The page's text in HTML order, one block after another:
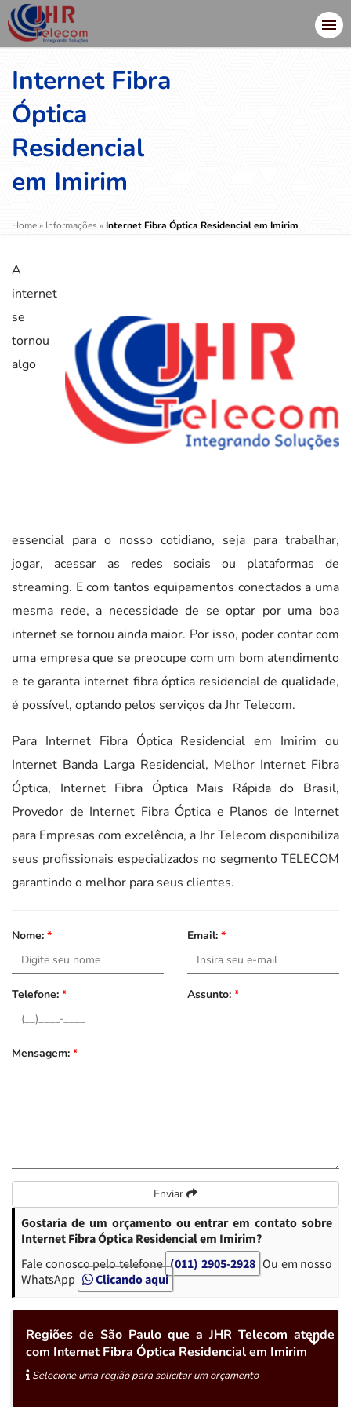
Internet Fibra
Óptica
Residencial
em Imirim
Home» Informações» Internet Fibra Óptica Residencial em Imirim
A
internet
se
tornou
algo
essencial para o nosso cotidiano, seja para trabalhar,
jogar, acessar as redes sociais ou plataformas de
streaming. E com tantos equipamentos conectados a uma
mesma rede, a necessidade de se optar por uma boa
internet se tornou ainda maior. Por isso, poder contar com
uma empresa que se preocupe com um bom atendimento
e te garanta internet fibra óptica residencial de qualidade,
é possível, optando pelos serviços da Jhr Telecom.
Para Internet Fibra Óptica Residencial em Imirim ou
Internet Banda Larga Residencial, Melhor Internet Fibra
Óptica, Internet Fibra Óptica Mais Rápida do Brasil,
Provedor de Internet Fibra Óptica e Planos de Internet
para Empresas com excelência, a Jhr Telecom disponibiliza
seus profissionais especializados no segmento TELECOM
garantindo o melhor para seus clientes.
Nome: * Email: *
Telefone: * Assunto: *
Mensagem: *
Enviar
Gostaria de um orçamento ou entrar em contato sobre
Internet Fibra Óptica Residencial em Imirim?
Fale conosco pelo telefone (011) 2905-2928 Ou em nosso
WhatsApp
Clicando aqui
Regiões de São Paulo que a JHR Telecom atende
com Internet Fibra Óptica Residencial em Imirim
Selecione uma região para solicitar um orçamento